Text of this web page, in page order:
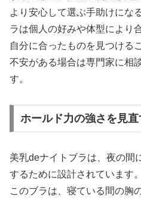
より安心して選ぶ手助けにな
ラは個人の好みや体型により
自分に合ったものを見つける
不安がある場合は専門家に相
す。
ホールド力の強さを見直
美乳deナイトブラは、夜の間
するために設計されています
このブラは、寝ている間の胸